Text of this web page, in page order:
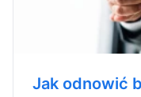
Jak odnowić